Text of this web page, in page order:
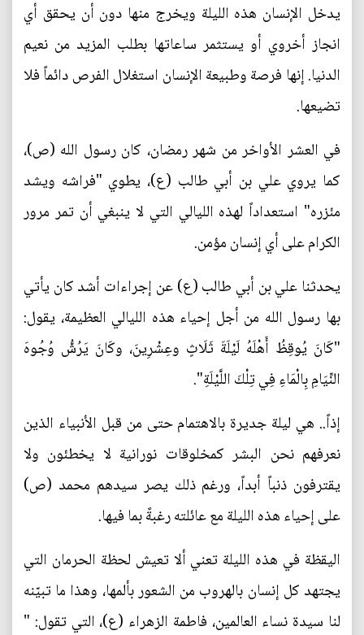
يدخل الإنسان هذه الليلة ويخرج منها دون أن يحقق أي
انجاز أخروي أو يستثمر ساعاتها بطلب المزيد من نعيم
الدنيا. إنها فرصة وطبيعة الإنسان استغلال الفرص دائماً فلا
تضيعها.
في العشر الأواخر من شهر رمضان، كان رسول الله (ص)،
كما يروي علي بن أبي طالب (ع)، يطوي "فراشه ويشد
مئزره" استعداداً لهذه الليالي التي لا ينبغي أن تمر مرور
الكرام على أي إنسان مؤمن.
يحدثنا علي بن أبي طالب (ع) عن إجراءات أشد كان يأتي
بها رسول الله من أجل إحياء هذه الليالي العظيمة، يقول:
"كَانَ يُوقِظُ أَهْلَهُ لَيْلَةَ ثَلَاثٍ وعِشْرِينَ، وكَانَ يَرُشُّ وُجُوهَ
النِّيَامِ بِالْمَاءِ فِي تِلْكَ اللَّيْلَةِ".
إذاً.. هي ليلة جديرة بالاهتمام حتى من قبل الأنبياء الذين
نعرفهم نحن البشر كمخلوقات نورانية لا يخطئون ولا
يقترفون ذنباً أبداً، ورغم ذلك يصر سيدهم محمد (ص)
على إحياء هذه الليلة مع عائلته رغبةً بما فيها.
اليقظة في هذه الليلة تعني ألا تعيش لحظة الحرمان التي
يجتهد كل إنسان بالهروب من الشعور بألمها، وهذا ما تبيّنه
لنا سيدة نساء العالمين، فاطمة الزهراء (ع)، التي تقول: "